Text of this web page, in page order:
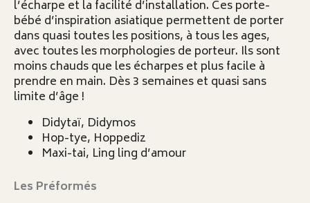
l’écharpe et la facilité d’installation. Ces porte-
bébé d’inspiration asiatique permettent de porter
dans quasi toutes les positions, à tous les ages,
avec toutes les morphologies de porteur. Ils sont
moins chauds que les écharpes et plus facile à
prendre en main. Dès 3 semaines et quasi sans
limite d’âge !
Didytaï, Didymos
Hop-tye, Hoppediz
Maxi-tai, Ling ling d’amour
Les Préformés